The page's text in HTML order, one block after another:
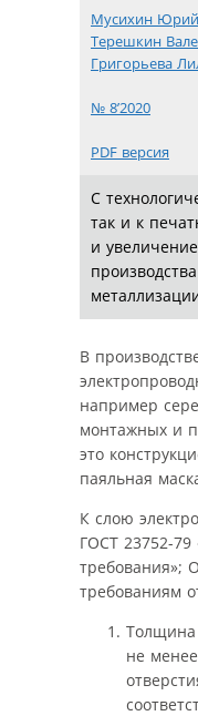
Мусихин Юрий
Терешкин
Григорьева
№ 8’2020
PDF версия
С
так и к
и
В
например
монтажных и
это
паяльная
К слою
ГОСТ 23752-
требования»;
требованиям
Толщина
не